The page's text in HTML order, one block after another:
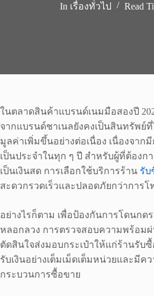
In เรื่องทั่วไป Read
ในตลาดสินค้าแบรนด์เนมมือสองปี
จากแบรนด์ชาเนลยังคงเป็นสินทรัพย์
มูลค่าเพิ่มขึ้นอย่างต่อเนื่อง เนื่องจาก
เป็นประจำในทุก ๆ ปี สำหรับผู้ที่ต้องกา
เป็นเงินสด การเลือกใช้บริการร้าน รับ
สะดวกรวดเร็วและปลอดภัยกว่าการ
อย่างไรก็ตาม เพื่อป้องกันการโดนก
หลอกลวง การตรวจสอบความพร้อม
ตัดสินใจส่งมอบกระเป๋าให้แก่ร้านรับ
รับเงินอย่างเต็มเม็ดเต็มหน่วยและมีค
กระบวนการซื้อขาย